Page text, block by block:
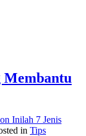
Membantu
on Inilah 7 Jenis
in Tips